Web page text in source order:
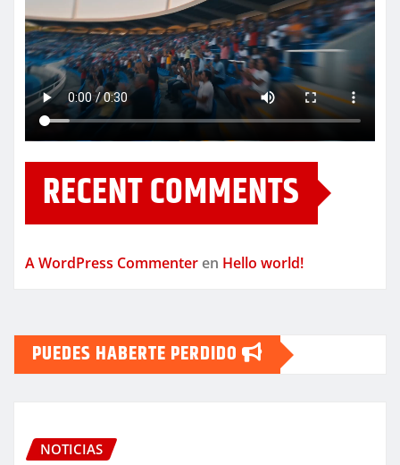
RECENT COMMENTS
A WordPress Commenter en Hello world!
PUEDES HABERTE PERDIDO
NOTICIAS